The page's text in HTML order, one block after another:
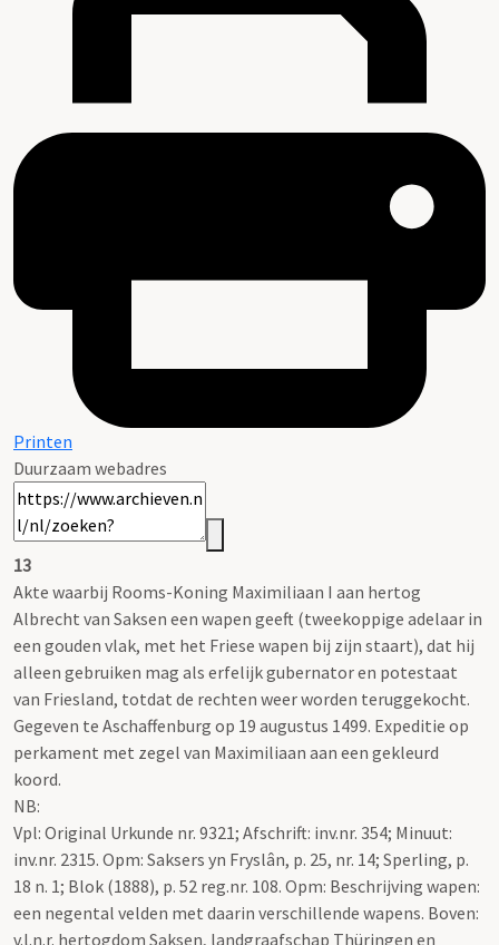
Printen
Duurzaam webadres
13
Akte waarbij Rooms-Koning Maximiliaan I aan hertog
Albrecht van Saksen een wapen geeft (tweekoppige adelaar in
een gouden vlak, met het Friese wapen bij zijn staart), dat hij
alleen gebruiken mag als erfelijk gubernator en potestaat
van Friesland, totdat de rechten weer worden teruggekocht.
Gegeven te Aschaffenburg op 19 augustus 1499. Expeditie op
perkament met zegel van Maximiliaan aan een gekleurd
koord.
NB:
Vpl: Original Urkunde nr. 9321; Afschrift: inv.nr. 354; Minuut:
inv.nr. 2315. Opm: Saksers yn Fryslân, p. 25, nr. 14; Sperling, p.
18 n. 1; Blok (1888), p. 52 reg.nr. 108. Opm: Beschrijving wapen:
een negental velden met daarin verschillende wapens. Boven:
v.l.n.r. hertogdom Saksen, landgraafschap Thüringen en